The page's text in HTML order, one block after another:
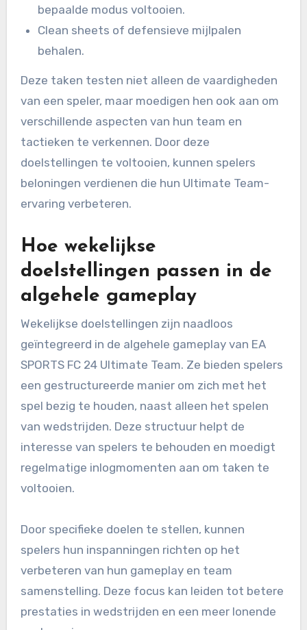
bepaalde modus voltooien.
Clean sheets of defensieve mijlpalen
behalen.
Deze taken testen niet alleen de vaardigheden
van een speler, maar moedigen hen ook aan om
verschillende aspecten van hun team en
tactieken te verkennen. Door deze
doelstellingen te voltooien, kunnen spelers
beloningen verdienen die hun Ultimate Team-
ervaring verbeteren.
Hoe wekelijkse
doelstellingen passen in de
algehele gameplay
Wekelijkse doelstellingen zijn naadloos
geïntegreerd in de algehele gameplay van EA
SPORTS FC 24 Ultimate Team. Ze bieden spelers
een gestructureerde manier om zich met het
spel bezig te houden, naast alleen het spelen
van wedstrijden. Deze structuur helpt de
interesse van spelers te behouden en moedigt
regelmatige inlogmomenten aan om taken te
voltooien.
Door specifieke doelen te stellen, kunnen
spelers hun inspanningen richten op het
verbeteren van hun gameplay en team
samenstelling. Deze focus kan leiden tot betere
prestaties in wedstrijden en een meer lonende